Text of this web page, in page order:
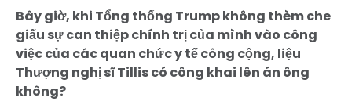
Bây giờ, khi Tổng thống Trump không thèm che
giấu sự can thiệp chính trị của mình vào công
việc của các quan chức y tế công cộng, liệu
Thượng nghị sĩ Tillis có công khai lên án ông
không?